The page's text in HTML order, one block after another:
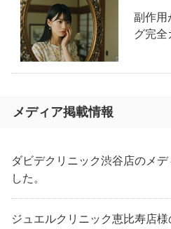
副作用
グ完全
メディア掲載情報
ダビデクリニック渋谷店のメ
した。
ジュエルクリニック恵比寿店